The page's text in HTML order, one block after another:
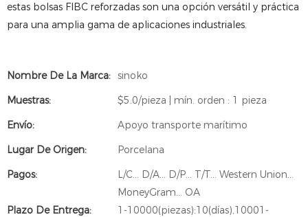
estas bolsas FIBC reforzadas son una opción versátil y práctica
para una amplia gama de aplicaciones industriales.
Nombre De La Marca: sinoko
Muestras:
$5.0/pieza | mín. orden : 1 pieza
Envío:
Apoyo transporte marítimo
Lugar De Origen:
Porcelana
Pagos:
L/C... D/A... D/P... T/T... Western Union...
MoneyGram... OA
Plazo De Entrega:
1-10000(piezas):10(días),10001-